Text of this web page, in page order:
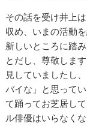
その話を受け井上
収め、いまの活動
新しいところに踏
とだし、尊敬しま
見していましたし
バイな」と思って
て踊ってお芝居し
ル俳優はいらなく